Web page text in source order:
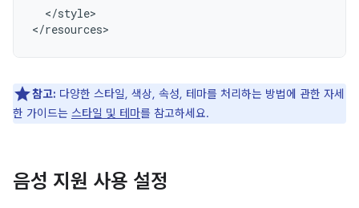
</style>
참고: 다양한 스타일, 색상, 속성, 테마를 처리하는 방법에 관한 자세
한 가이드는 스타일 및 테마를 참고하세요.
음성 지원 사용 설정